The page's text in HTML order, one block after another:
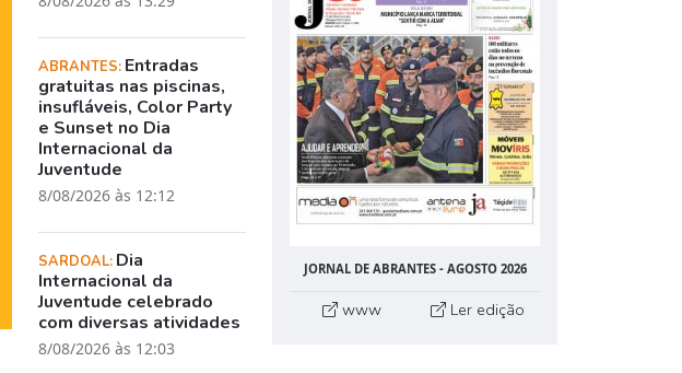
ABRANTES: Entradas
gratuitas nas piscinas,
insufláveis, Color Party
e Sunset no Dia
Internacional da
Juventude
8/08/2026 às 12:12
SARDOAL: Dia
Internacional da
Juventude celebrado
com diversas atividades
8/08/2026 às 12:03
JORNAL DE ABRANTES - AGOSTO 2026
www Ler edição